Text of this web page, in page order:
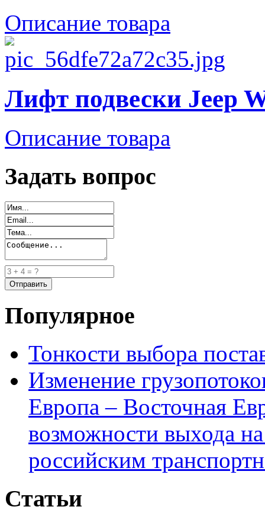
Описание товара
Лифт подвески Jeep
Описание товара
Задать вопрос
Популярное
Тонкости выбора
Изменение
Европа – Восточная
возможности выхода
российским
Статьи